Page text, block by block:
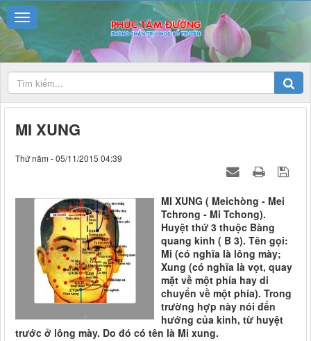
MI XUNG
Thứ năm - 05/11/2015 04:39
.
MI XUNG ( Meichòng - Mei
Tchrong - Mi Tchong).
Huyệt thứ 3 thuộc Bàng
quang kinh ( B 3). Tên gọi:
Mi (có nghĩa là lông mày;
Xung (có nghĩa là vọt, quay
mặt về một phía hay di
chuyển về một phía). Trong
trường hợp này nói đến
hướng của kinh, từ huyệt
trước ở lông mày. Do đó có tên là Mi xung.